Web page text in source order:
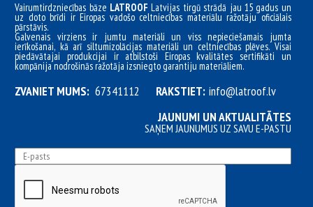
Vairumtirdzniecības bāze LATROOFLatvijas tirgū strādā jau 15 gadus un
uz doto brīdi ir Eiropas vadošo celtniecības materiālu ražotāju oficiālais
pārstāvis.
Galvenais virziens ir jumtu materiāli un viss nepieciešamais jumta
ierīkošanai, kā arī siltumizolācijas materiāli un celtniecības plēves. Visai
piedāvātajai produkcijai ir atbilstoši Eiropas kvalitātes sertifikāti un
kompānija nodrošinās ražotāja izsniegto garantiju materiāliem.
ZVANIET MUMS: 67341112 RAKSTIET: info@latroof.lv
JAUNUMI UN AKTUALITĀTES
SAŅEM JAUNUMUS UZ SAVU E-PASTU